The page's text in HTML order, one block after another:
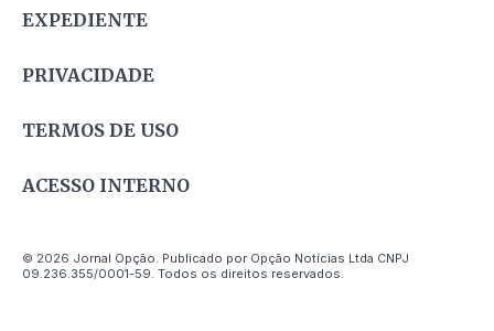
EXPEDIENTE
PRIVACIDADE
TERMOS DE USO
ACESSO INTERNO
© 2026 Jornal Opção. Publicado por Opção Notícias Ltda CNPJ
09.236.355/0001-59. Todos os direitos reservados.